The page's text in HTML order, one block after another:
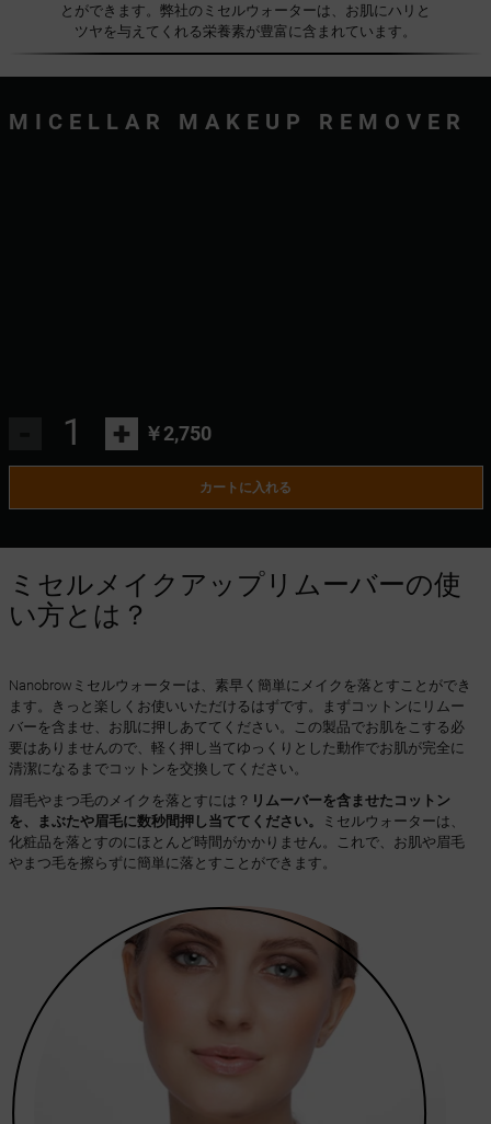
とができます。弊社のミセルウォーターは、お肌にハリと
ツヤを与えてくれる栄養素が豊富に含まれています。
MICELLAR MAKEUP REMOVER
+ ￥2,750
カートに入れる
ミセルメイクアップリムーバーの使
い方とは？
Nanobrowミセルウォーターは、素早く簡単にメイクを落とすことができ
ます。きっと楽しくお使いいただけるはずです。まずコットンにリムー
バーを含ませ、お肌に押しあててください。この製品でお肌をこする必
要はありませんので、軽く押し当てゆっくりとした動作でお肌が完全に
清潔になるまでコットンを交換してください。
眉毛やまつ毛のメイクを落とすには？ リムーバーを含ませたコットン
を、まぶたや眉毛に数秒間押し当ててください。
ミセルウォーターは、
化粧品を落とすのにほとんど時間がかかりません。これで、お肌や眉毛
やまつ毛を擦らずに簡単に落とすことができます。